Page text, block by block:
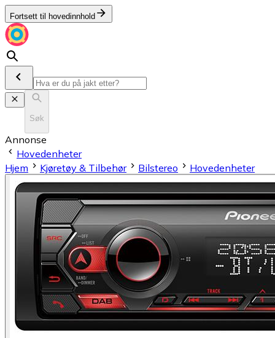
Fortsett til hovedinnhold
Søk
Annonse
Hovedenheter
Hjem
Kjøretøy & Tilbehør Bilstereo Hovedenheter